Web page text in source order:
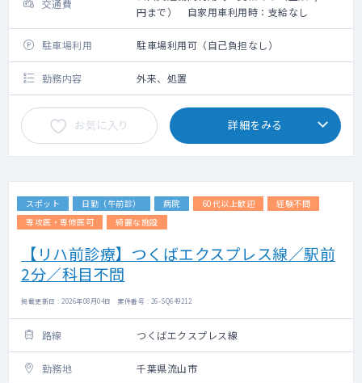
交通費
円まで） 自家用車利用時：支給なし
駐車場利用 駐車場利用可（自己負担なし）
勤務内容 外来、処置
お気に入り 詳細をみる
スポット 日勤（午前診） 病院 60代以上歓迎
経験不問
専攻医・専修医可
綺麗な施設
【リハ前診療】つくばエクスプレス線／駅前
2分／科目不問
掲載更新日 : 2026年08月04日 案件番号 : 26-SQ649212
路線 つくばエクスプレス線
勤務地 千葉県流山市